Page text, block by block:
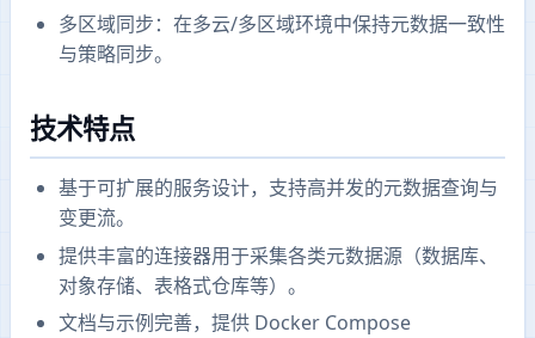
多区域同步：在多云/多区域环境中保持元数据一致性
与策略同步。
技术特点
基于可扩展的服务设计，支持高并发的元数据查询与
变更流。
提供丰富的连接器用于采集各类元数据源（数据库、
对象存储、表格式仓库等）。
文档与示例完善，提供 Docker Compose